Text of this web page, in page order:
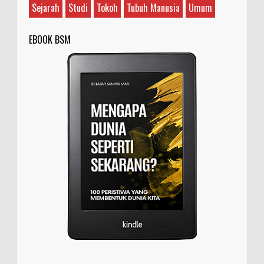
Sejarah
Studi Tokoh Tubuh Manusia Umum
EBOOK BSM